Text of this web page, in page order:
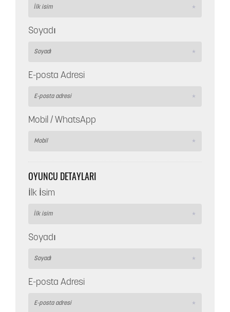
Soyadı
E-posta Adresi
Mobil / WhatsApp
OYUNCU DETAYLARI
İlk İsim
Soyadı
E-posta Adresi